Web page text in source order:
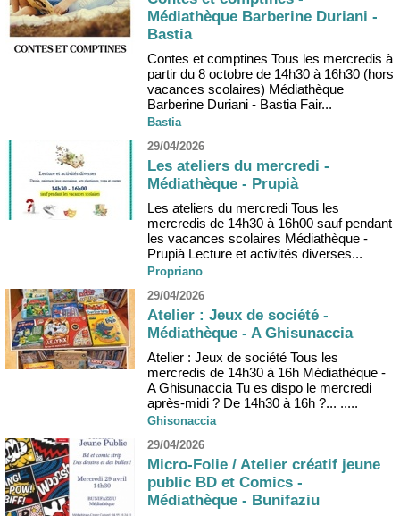
Médiathèque Barberine Duriani -
Bastia
Contes et comptines Tous les mercredis à
partir du 8 octobre de 14h30 à 16h30 (hors
vacances scolaires) Médiathèque
Barberine Duriani - Bastia Fair...
Bastia
29/04/2026
Les ateliers du mercredi -
Médiathèque - Prupià
Les ateliers du mercredi Tous les
mercredis de 14h30 à 16h00 sauf pendant
les vacances scolaires Médiathèque -
Prupià Lecture et activités diverses...
Propriano
29/04/2026
Atelier : Jeux de société -
Médiathèque - A Ghisunaccia
Atelier : Jeux de société Tous les
mercredis de 14h30 à 16h Médiathèque -
A Ghisunaccia Tu es dispo le mercredi
après-midi ? De 14h30 à 16h ?... .....
Ghisonaccia
29/04/2026
Micro-Folie / Atelier créatif jeune
public BD et Comics -
Médiathèque - Bunifaziu